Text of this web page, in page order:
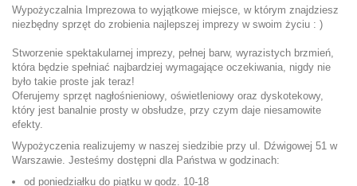
Wypożyczalnia Imprezowa to wyjątkowe miejsce, w którym znajdziesz
niezbędny sprzęt do zrobienia najlepszej imprezy w swoim życiu : )
Stworzenie spektakularnej imprezy, pełnej barw, wyrazistych brzmień,
która będzie spełniać najbardziej wymagające oczekiwania, nigdy nie
było takie proste jak teraz!
Oferujemy sprzęt nagłośnieniowy, oświetleniowy oraz dyskotekowy,
który jest banalnie prosty w obsłudze, przy czym daje niesamowite
efekty.
Wypożyczenia realizujemy w naszej siedzibie przy ul. Dźwigowej 51 w
Warszawie. Jesteśmy dostępni dla Państwa w godzinach:
od poniedziałku do piątku w godz. 10-18